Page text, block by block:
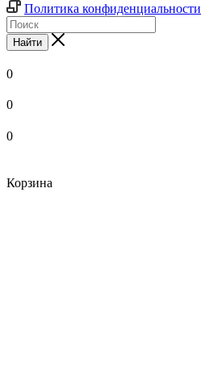
Политика конфиденциальности
Найти
0
0
0
Корзина